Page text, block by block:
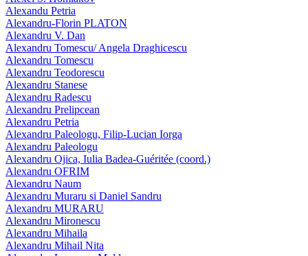
Alexandu Petria
Alexandru-Florin PLATON
Alexandru V. Dan
Alexandru Tomescu/ Angela Draghicescu
Alexandru Tomescu
Alexandru Teodorescu
Alexandru Stanese
Alexandru Radescu
Alexandru Prelipcean
Alexandru Petria
Alexandru Paleologu, Filip-Lucian Iorga
Alexandru Paleologu
Alexandru Ojica, Iulia Badea-Guéritée (coord.)
Alexandru OFRIM
Alexandru Naum
Alexandru Muraru si Daniel Sandru
Alexandru MURARU
Alexandru Mironescu
Alexandru Mihaila
Alexandru Mihail Nita